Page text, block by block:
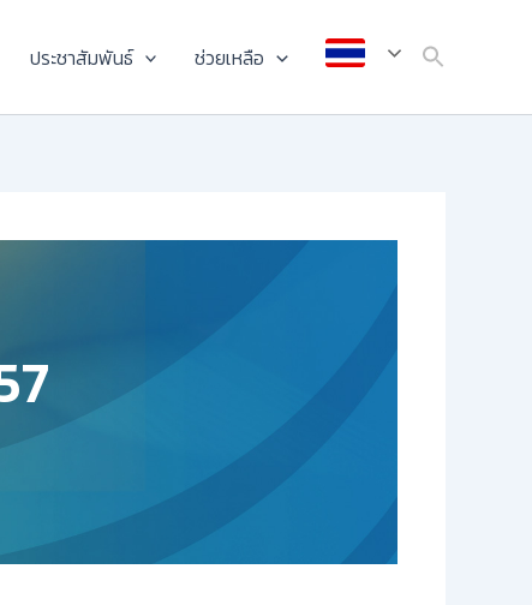
ประชาสัมพันธ์ ช่วยเหลือ